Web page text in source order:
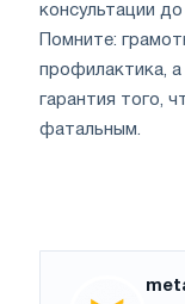
консультации
Помните:
профилактика,
гарантия того,
фатальным.